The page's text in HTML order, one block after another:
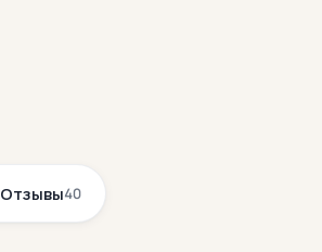
Отзывы40